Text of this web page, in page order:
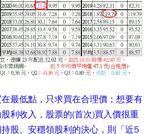
最低點，只求買在合理價；想要有
利收入，股票的(首次)買入價很重
股、安穩領股利的決心，則「近5